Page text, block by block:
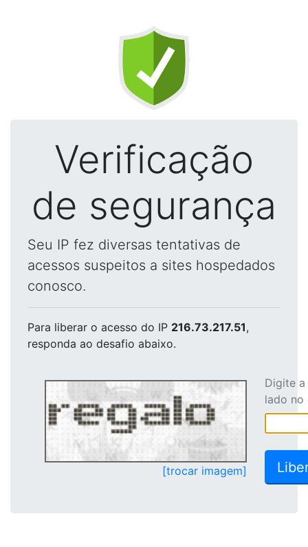
Verificação
de segurança
Seu IP fez diversas tentativas de
acessos suspeitos a sites hospedados
conosco.
Para liberar o acesso do IP 216.73.217.51,
responda ao desafio abaixo.
[trocar imagem]
Digite
lado no